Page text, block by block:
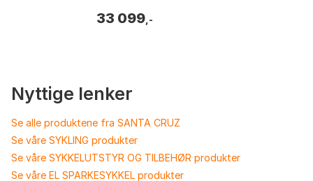
Shin...
33 099 ,-
Nyttige lenker
Se alle produktene fra SANTA CRUZ
Se våre SYKLING produkter
Se våre SYKKELUTSTYR OG TILBEHØR produkter
Se våre EL SPARKESYKKEL produkter